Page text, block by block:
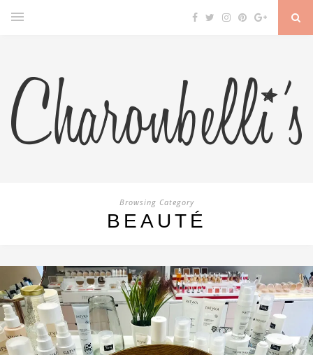
Browsing Category
BEAUTÉ